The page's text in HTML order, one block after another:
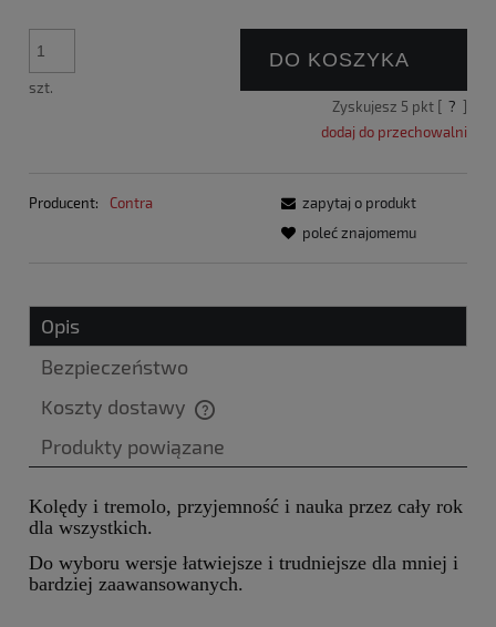
szt.
DO KOSZYKA
Zyskujesz 5 pkt [ ? ]
dodaj do przechowalni
Producent: Contra
zapytaj o produkt
poleć znajomemu
Opis
Bezpieczeństwo
Koszty dostawy
Cena nie zawiera ewentualnych kosztów płatności
Produkty powiązane
Kolędy i tremolo, przyjemność i nauka przez cały rok
dla wszystkich.
Do wyboru wersje łatwiejsze i trudniejsze dla mniej i
bardziej zaawansowanych.